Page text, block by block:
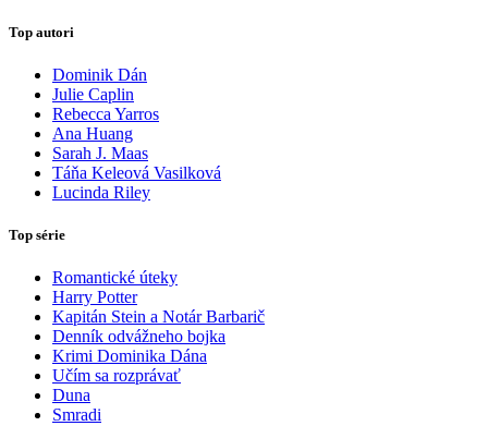
Top autori
Dominik Dán
Julie Caplin
Rebecca Yarros
Ana Huang
Sarah J. Maas
Táňa Keleová Vasilková
Lucinda Riley
Top série
Romantické úteky
Harry Potter
Kapitán Stein a Notár Barbarič
Denník odvážneho bojka
Krimi Dominika Dána
Učím sa rozprávať
Duna
Smradi